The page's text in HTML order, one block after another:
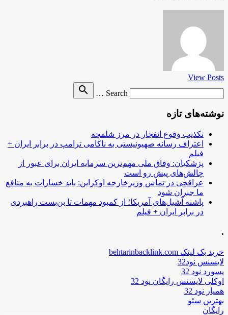
View Posts
Search …
search
نوشته‌های تازه
تکذیب وقوع انفجار در مرز شلمچه
اعتراف رسانه صهیونیستی به ناکامی ترامپ در برابر ایران +
فیلم
پزشکیان: وفاق ملی مهم‌ترین سرمایه ایران برای عبور از
چالش‌های پیش رو است
عراقچی در تماس وزیرخارجه اوکراین: باید خسارات به منافع
ما جبران شود
پاشنه آشیل‌های آمریکا؛ از کمبود مهمات تا بن‌بست راهبردی
در برابر ایران + فیلم
.
خرید بک لینک behtarinbacklink.com
لایسنس نود32
پسورد نود 32
اوکلی لایسنس رایگان نود 32
همیار نود 32
بهترین سئو
رایگان